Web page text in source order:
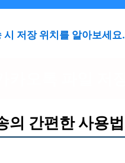
저장 위치를 알아보세요.
의 간편한 사용법